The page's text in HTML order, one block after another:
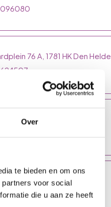
Over
te bieden en om ons
voor social
die u aan ze heeft
76 A, 1781 HK Den
66A, 1606 BW Venhuizen
11, 1602 PV Enkhuizen